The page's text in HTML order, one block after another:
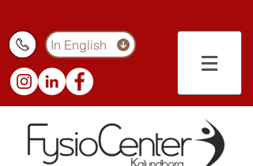
In English